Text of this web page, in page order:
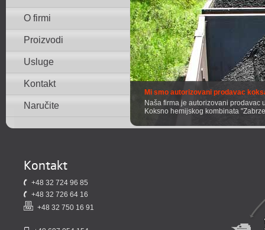
Mi smo autorizovani prodavac
Naša firma je autorizovani prodavac
Koksno hemijskog kombinata
O firmi
Proizvodi
Usluge
Kontakt
Naručite
Kontakt
+48 32 724 96 85
+48 32 726 64 16
+48 32 750 16 91